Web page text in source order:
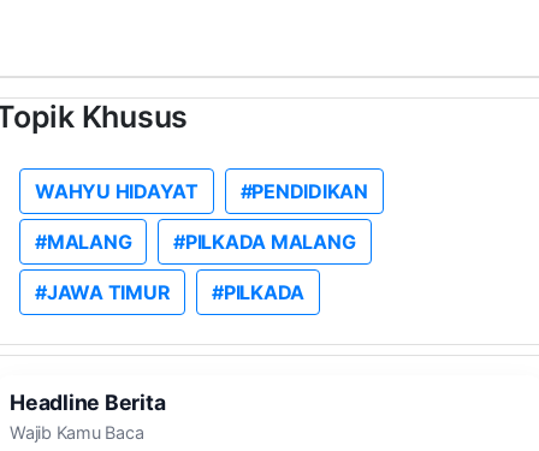
Khusus
WAHYU HIDAYAT #PENDIDIKAN
#MALANG #PILKADA MALANG
#JAWA TIMUR #PILKADA
Headline Berita
Wajib Kamu Baca